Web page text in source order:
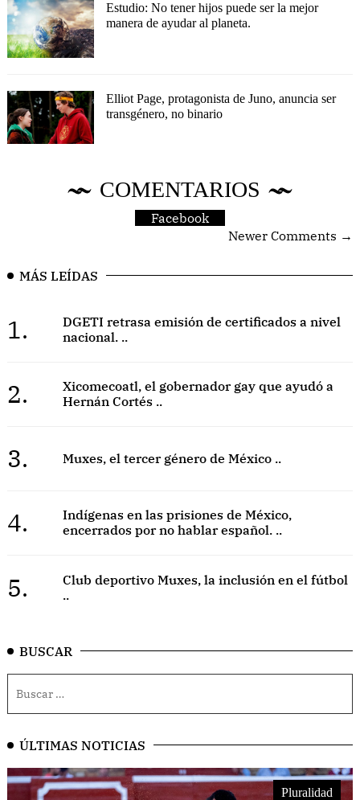
Estudio: No tener hijos puede ser la mejor
manera de ayudar al planeta.
Elliot Page, protagonista de Juno, anuncia ser
transgénero, no binario
COMENTARIOS
Facebook
Newer Comments →
MÁS LEÍDAS
1.
DGETI retrasa emisión de certificados a nivel
nacional. ..
2.
Xicomecoatl, el gobernador gay que ayudó a
Hernán Cortés ..
3. Muxes, el tercer género de México ..
4.
Indígenas en las prisiones de México,
encerrados por no hablar español. ..
5.
Club deportivo Muxes, la inclusión en el fútbol
..
BUSCAR
ÚLTIMAS NOTICIAS
Pluralidad